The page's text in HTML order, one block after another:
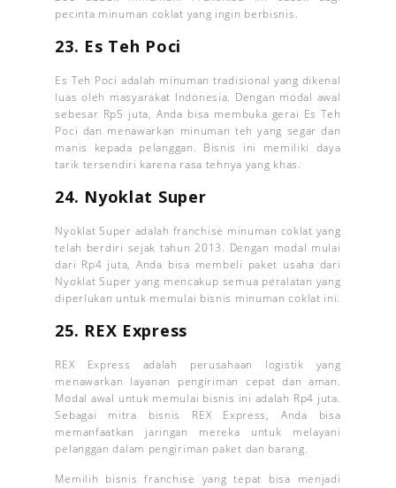
pecinta minuman coklat yang ingin berbisnis.
23. Es Teh Poci
Es Teh Poci adalah minuman tradisional yang dikenal
luas oleh masyarakat Indonesia. Dengan modal awal
sebesar Rp5 juta, Anda bisa membuka gerai Es Teh
Poci dan menawarkan minuman teh yang segar dan
manis kepada pelanggan. Bisnis ini memiliki daya
tarik tersendiri karena rasa tehnya yang khas.
24. Nyoklat Super
Nyoklat Super adalah franchise minuman coklat yang
telah berdiri sejak tahun 2013. Dengan modal mulai
dari Rp4 juta, Anda bisa membeli paket usaha dari
Nyoklat Super yang mencakup semua peralatan yang
diperlukan untuk memulai bisnis minuman coklat ini.
25. REX Express
REX Express adalah perusahaan logistik yang
menawarkan layanan pengiriman cepat dan aman.
Modal awal untuk memulai bisnis ini adalah Rp4 juta.
Sebagai mitra bisnis REX Express, Anda bisa
memanfaatkan jaringan mereka untuk melayani
pelanggan dalam pengiriman paket dan barang.
Memilih bisnis franchise yang tepat bisa menjadi